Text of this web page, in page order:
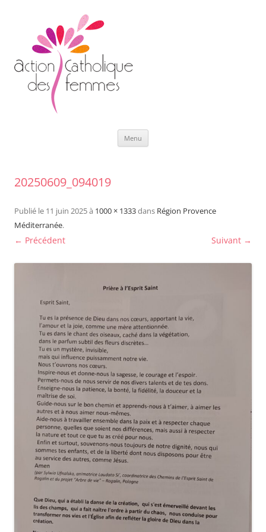
Menu
20250609_094019
Publié le 11 juin 2025à 1000 × 1333dans Région Provence
Méditerranée.
← Précédent Suivant →